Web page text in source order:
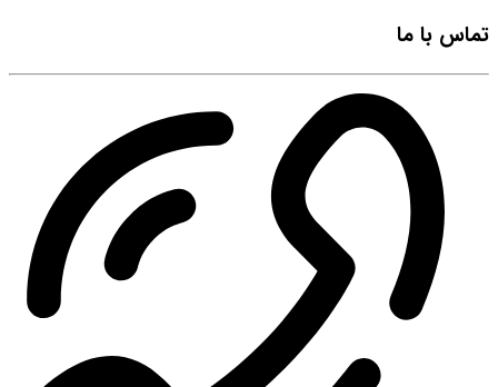
تماس با ما